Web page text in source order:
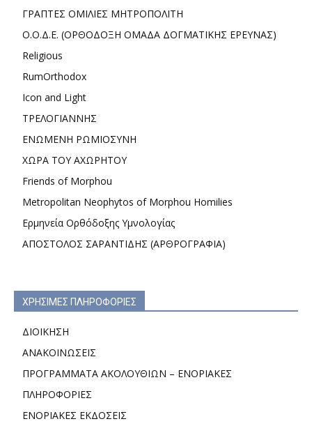
ΓΡΑΠΤΕΣ ΟΜΙΛΙΕΣ ΜΗΤΡΟΠΟΛΙΤΗ
Ο.Ο.Δ.Ε. (ΟΡΘΟΔΟΞΗ ΟΜΑΔΑ ΔΟΓΜΑΤΙΚΗΣ ΕΡΕΥΝΑΣ)
Religious
RumOrthodox
Icon and Light
ΤΡΕΛΟΓΙΑΝΝΗΣ
ΕΝΩΜΕΝΗ ΡΩΜΙΟΣΥΝΗ
ΧΩΡΑ ΤΟΥ ΑΧΩΡΗΤΟΥ
Friends of Morphou
Metropolitan Neophytos of Morphou Homilies
Ερμηνεία Ορθόδοξης Υμνολογίας
ΑΠΟΣΤΟΛΟΣ ΣΑΡΑΝΤΙΔΗΣ (ΑΡΘΡΟΓΡΑΦΙΑ)
ΧΡΗΣΙΜΕΣ ΠΛΗΡΟΦΟΡΙΕΣ
ΔΙΟΙΚΗΣΗ
ΑΝΑΚΟΙΝΩΣΕΙΣ
ΠΡΟΓΡΑΜΜΑΤΑ ΑΚΟΛΟΥΘΙΩΝ – ΕΝΟΡΙΑΚΕΣ
ΠΛΗΡΟΦΟΡΙΕΣ
ΕΝΟΡΙΑΚΕΣ ΕΚΔΟΣΕΙΣ